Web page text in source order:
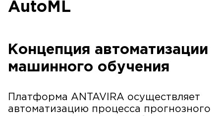
AutoML
Концепция автоматизации
машинного обучения
Платформа ANTAVIRA осуществляет
автоматизацию процесса прогнозного